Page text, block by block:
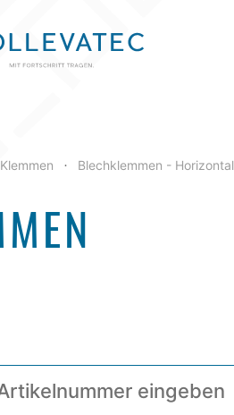
Klemmen • Blechklemmen - Horizontal
eingeben